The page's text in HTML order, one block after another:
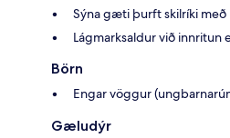
Sýna gæti þurft skilríki
Lágmarksaldur við innritun
Börn
Engar vöggur
Gæludýr